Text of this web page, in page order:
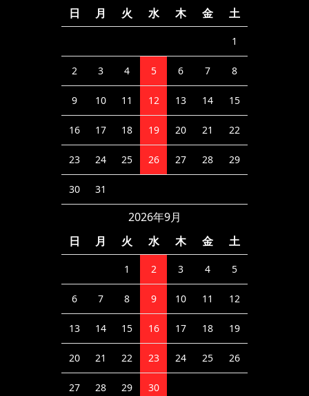
日
月 火 水 木 金 土
1
2 3 4 5 6 7 8
9 10 11 12 13 14 15
16 17 18 19 20 21 22
23 24 25 26 27 28 29
30 31
2026年9月
日
月 火 水 木 金 土
1 2 3 4 5
6 7 8 9 10 11 12
13 14 15 16 17 18 19
20 21 22 23 24 25 26
27 28 29 30